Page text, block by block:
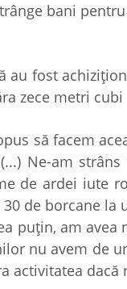
bani
au fost
zece metri cubi
să facem
Ne-am
de ardei iute
de borcane la
puţin, am avea
nu avem de
activitatea dacă